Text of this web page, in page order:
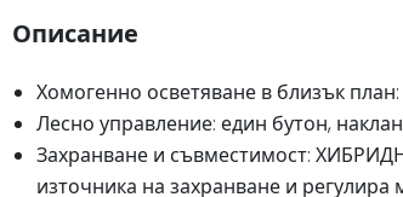
Описание
Хомогенно осветяване в близък
Лесно управление: един бутон,
Захранване и съвместимост:
източника на захранване и регулира